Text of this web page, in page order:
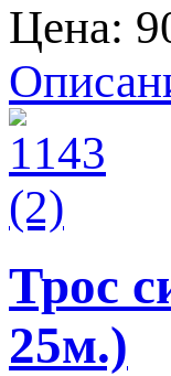
Цена:
Трос
25м.)